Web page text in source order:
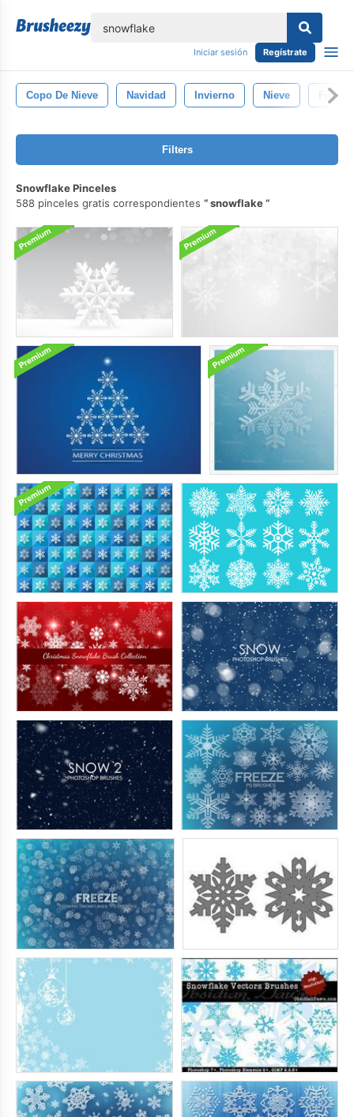
Iniciar sesión Regístrate
Copo De Nieve Navidad Invierno Nieve Fiesta
Filters
Snowflake Pinceles
588 pinceles gratis correspondientes
snowflake